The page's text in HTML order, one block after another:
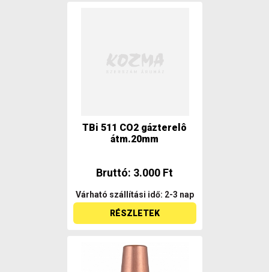
TBi 511 CO2 gázterelô
átm.20mm
Bruttó: 3.000 Ft
Várható szállítási idő: 2-3 nap
RÉSZLETEK